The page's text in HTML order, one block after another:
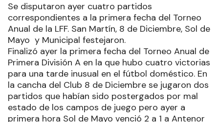
Se disputaron ayer cuatro partidos
correspondientes a la primera fecha del Torneo
Anual de la LFF. San Martín, 8 de Diciembre, Sol de
Mayo y Municipal festejaron.
Finalizó ayer la primera fecha del Torneo Anual de
Primera División A en la que hubo cuatro victorias
para una tarde inusual en el fútbol doméstico. En
la cancha del Club 8 de Diciembre se jugaron dos
partidos que habían sido postergados por mal
estado de los campos de juego pero ayer a
primera hora Sol de Mayo venció 2 a 1 a Antenor